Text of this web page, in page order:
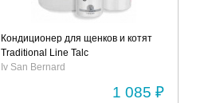
Кондиционер для щенков и котят
Traditional Line Talc
Iv San Bernard
1 085 ₽